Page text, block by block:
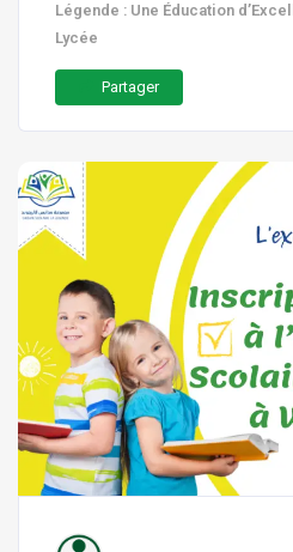
Légende : Une Éducation
Lycée
Partager